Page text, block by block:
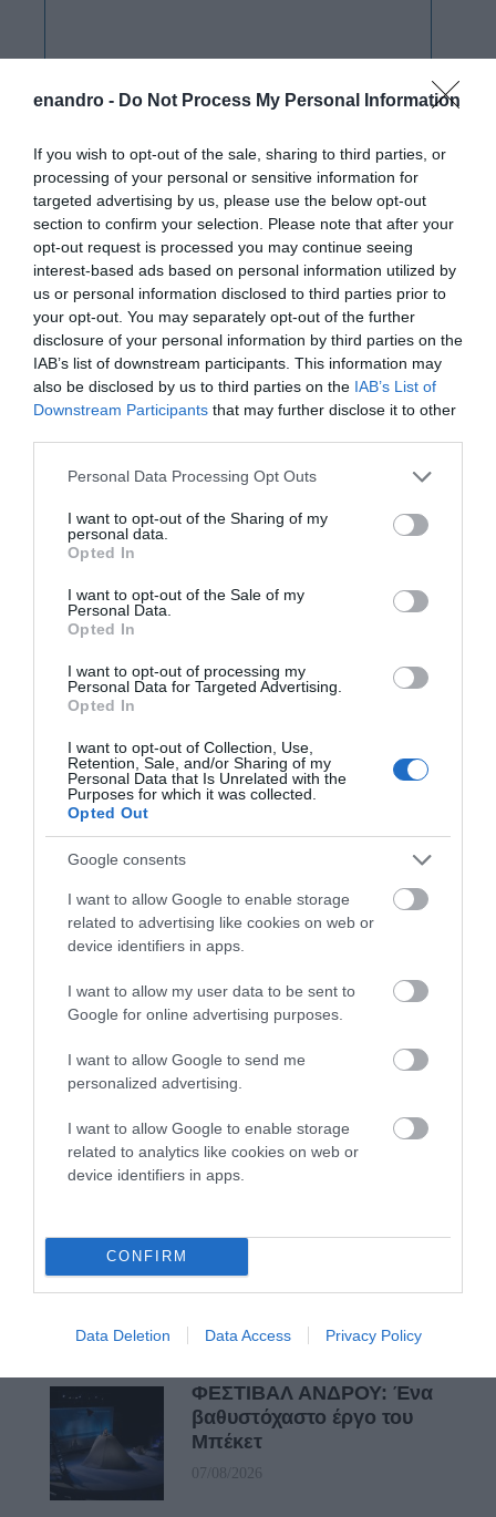
enandro - Do Not Process My Personal Information
If you wish to opt-out of the sale, sharing to third parties, or
processing of your personal or sensitive information for
targeted advertising by us, please use the below opt-out
section to confirm your selection. Please note that after your
opt-out request is processed you may continue seeing
interest-based ads based on personal information utilized by
us or personal information disclosed to third parties prior to
your opt-out. You may separately opt-out of the further
disclosure of your personal information by third parties on the
IAB’s list of downstream participants. This information may
also be disclosed by us to third parties on the IAB’s List of
Downstream Participants that may further disclose it to other
Please note that this website/app uses one or more Google
not limited to your visit or usage behaviour. You may click to
grant or deny consent to Google and its third-party tags to
use your data for below specified purposes in below Google
consent section.
Personal Data Processing Opt Outs
I want to opt-out of the Sharing of my
personal data.
Opted In
I want to opt-out of the Sale of my
Personal Data.
Opted In
I want to opt-out of processing my
Personal Data for Targeted Advertising.
Opted In
I want to opt-out of Collection, Use,
Retention, Sale, and/or Sharing of my
Personal Data that Is Unrelated with the
Purposes for which it was collected.
Opted Out
Google consents
I want to allow Google to enable storage
related to advertising like cookies on web or
device identifiers in apps.
I want to allow my user data to be sent to
Google for online advertising purposes.
I want to allow Google to send me
personalized advertising.
I want to allow Google to enable storage
related to analytics like cookies on web or
device identifiers in apps.
CONFIRM
Data Deletion Data Access Privacy Policy
Προτεινόμενα άρθρα
ΦΕΣΤΙΒΑΛ ΑΝΔΡΟΥ: Ένα βαθυστόχαστο έργο του
Μπέκετ
Η νεολαία της Άνδρου είναι εδώ. Χρειάζεται όμως
ευκαιρίες για να φανεί.
ΡΑΦΗΝΑ – ΘΕΟΥΤΑ σημειώσατε…
ΣΥΓΚΛΟΝΙΣΤΙΚΟΣ ΑΠΟΧΑΙΡΕΤΙΣΜΟΣ ΣΤΗ
ΡΑΦΗΝΑ ΣΤΟ «ΤΕΛΕΥΤΑΙΟ ΜΠΑΡΚΟ» ΤΟΥ
ΚΑΠΕΤΑΝ ΑΝΤΩΝΗ ΒΙΔΑΛΗ
ΦΕΣΤΙΒΑΛ ΑΝΔΡΟΥ: Ένα
βαθυστόχαστο έργο του
Μπέκετ
07/08/2026